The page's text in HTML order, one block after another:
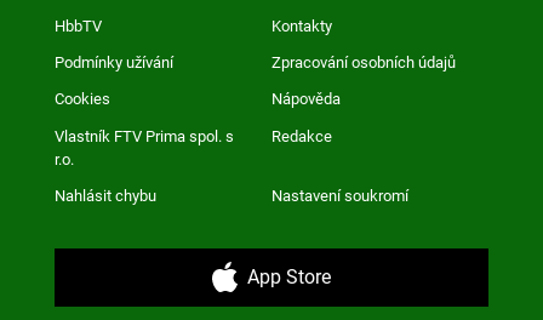
HbbTV Kontakty
Podmínky užívání Zpracování osobních údajů
Cookies Nápověda
Vlastník FTV Prima spol. s
r.o.
Redakce
Nahlásit chybu Nastavení soukromí
App Store